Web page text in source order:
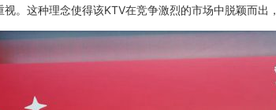
。这种理念使得该KTV在竞争激烈的市场中脱颖而出，